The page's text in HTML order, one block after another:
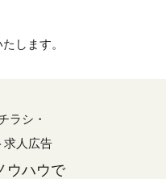
します。
ラシ・
求人広告
ウハウで